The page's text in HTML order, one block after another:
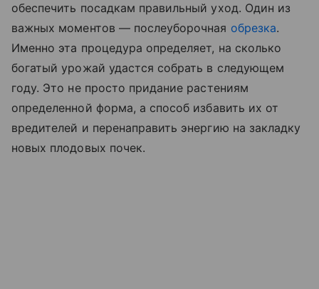
обеспечить посадкам правильный уход. Один из
важных моментов — послеуборочная обрезка.
Именно эта процедура определяет, на сколько
богатый урожай удастся собрать в следующем
году. Это не просто придание растениям
определенной форма, а способ избавить их от
вредителей и перенаправить энергию на закладку
новых плодовых почек.